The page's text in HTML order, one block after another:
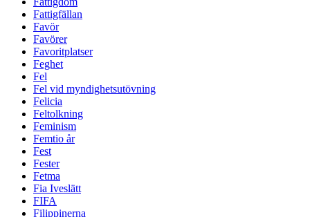
Fattigfällan
Favör
Favörer
Favoritplatser
Feghet
Fel
Fel vid myndighetsutövning
Felicia
Feltolkning
Feminism
Femtio år
Fest
Fester
Fetma
Fia Iveslätt
FIFA
Filippinerna